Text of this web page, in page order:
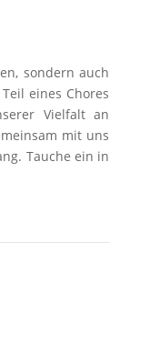
sondern auch
eines Chores
Vielfalt an
mit uns
Tauche ein in